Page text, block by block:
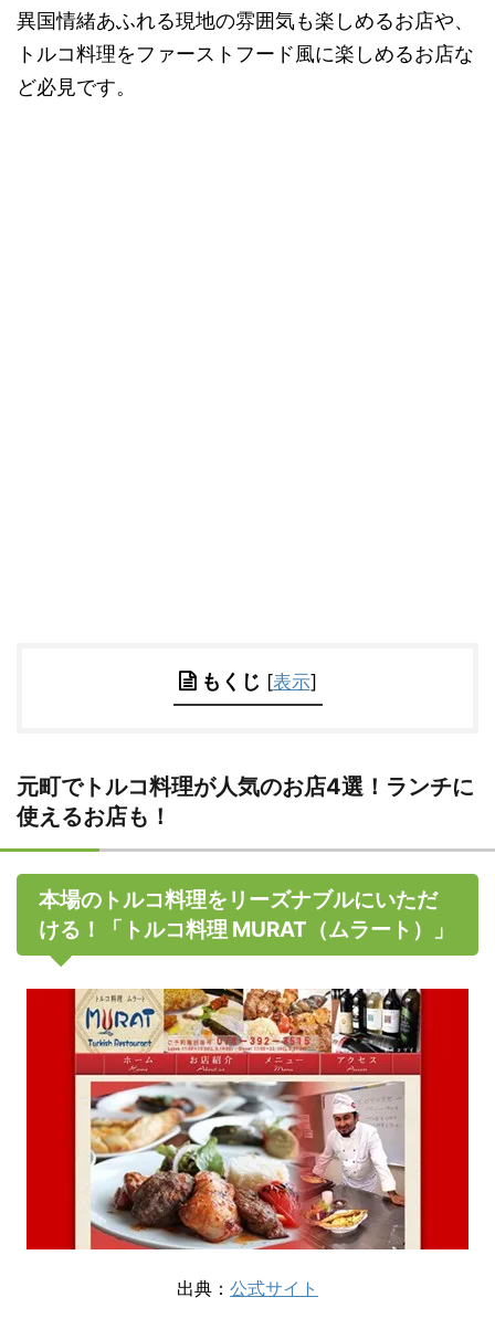
異国情緒あふれる現地の雰囲気も楽しめるお店や、
トルコ料理をファーストフード風に楽しめるお店な
ど必見です。
もくじ [表示]
元町でトルコ料理が人気のお店4選！ランチに
使えるお店も！
本場のトルコ料理をリーズナブルにいただ
ける！「トルコ料理 MURAT（ムラート）」
出典： 公式サイト